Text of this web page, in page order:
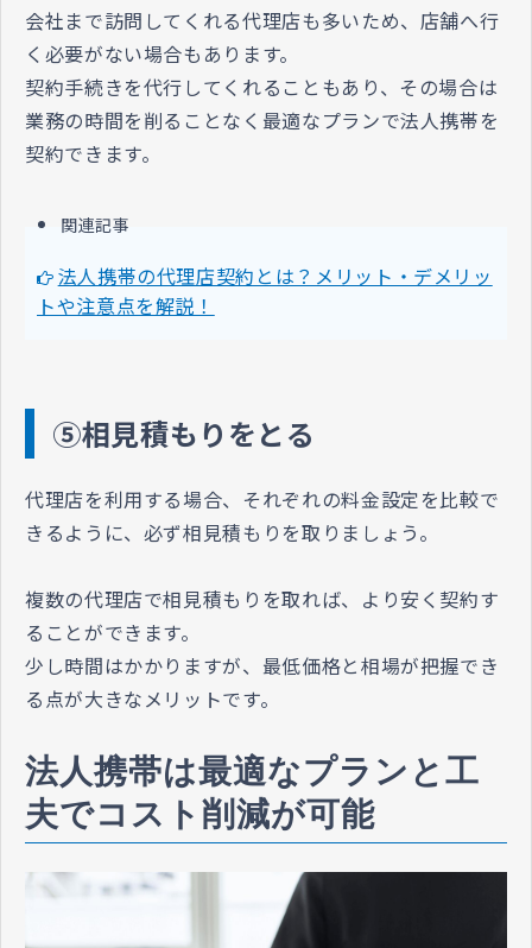
会社まで訪問してくれる代理店も多いため、店舗へ行
く必要がない場合もあります。
契約手続きを代行してくれることもあり、その場合は
業務の時間を削ることなく最適なプランで法人携帯を
契約できます。
関連記事
法人携帯の代理店契約とは？メリット・デメリッ
トや注意点を解説！
⑤相見積もりをとる
代理店を利用する場合、それぞれの料金設定を比較で
きるように、必ず相見積もりを取りましょう。
複数の代理店で相見積もりを取れば、より安く契約す
ることができます。
少し時間はかかりますが、最低価格と相場が把握でき
る点が大きなメリットです。
法人携帯は最適なプランと工
夫でコスト削減が可能